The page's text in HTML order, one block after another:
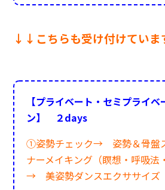
↓↓こちらも受け付けてい
【プライベート・セミプライ
ン】 ２days
①姿勢チェック→ 姿勢＆骨
ナーメイキング（瞑想・呼吸法
→美姿勢ダンスエクササイズ